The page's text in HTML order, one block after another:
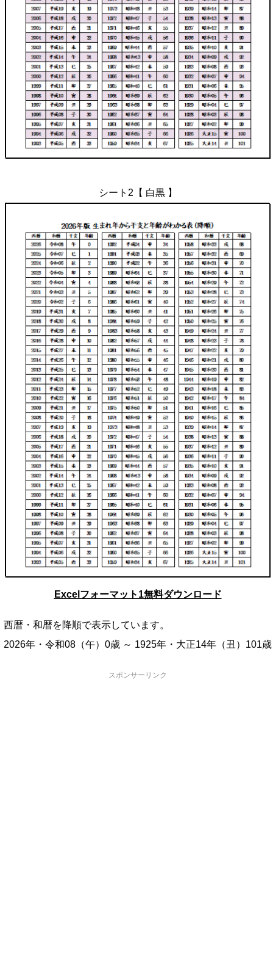
シート2【 白黒 】
Excelフォーマット1無料ダウンロード
西暦・和暦を降順で表示しています。
2026年・令和08（午）0歳 ～ 1925年・大正14年（丑）101歳
スポンサーリンク